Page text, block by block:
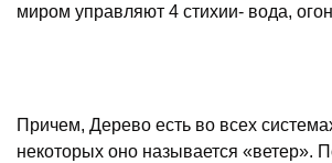
миром управляют 4 стихии- вода,
Причем, Дерево есть во всех
некоторых оно называется «ветер».